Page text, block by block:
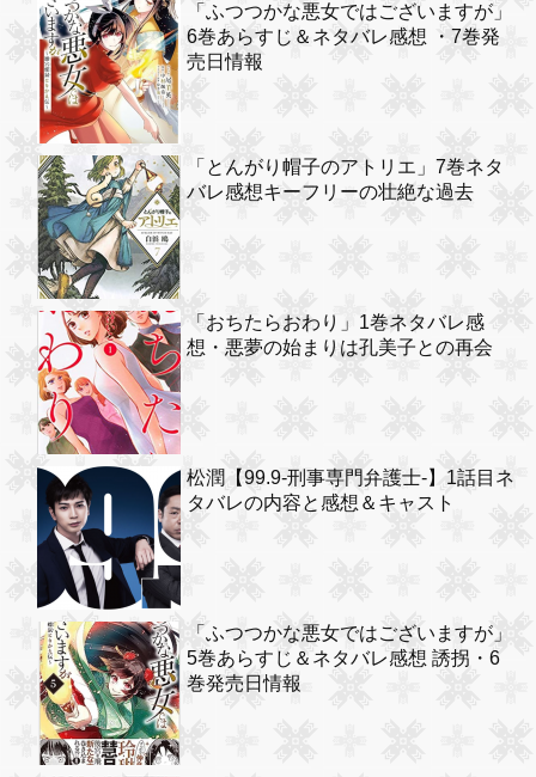
「ふつつかな悪女ではございますが」
6巻あらすじ＆ネタバレ感想 ・7巻発
売日情報
「とんがり帽子のアトリエ」7巻ネタ
バレ感想キーフリーの壮絶な過去
「おちたらおわり」1巻ネタバレ感
想・悪夢の始まりは孔美子との再会
松潤【99.9-刑事専門弁護士-】1話目ネ
タバレの内容と感想＆キャスト
「ふつつかな悪女ではございますが」
5巻あらすじ＆ネタバレ感想 誘拐・6
巻発売日情報